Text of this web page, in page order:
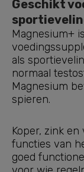
Geschikt
Magnesium+
als
normaal
Magnesium
spieren.
Koper, zink
functies van
goed